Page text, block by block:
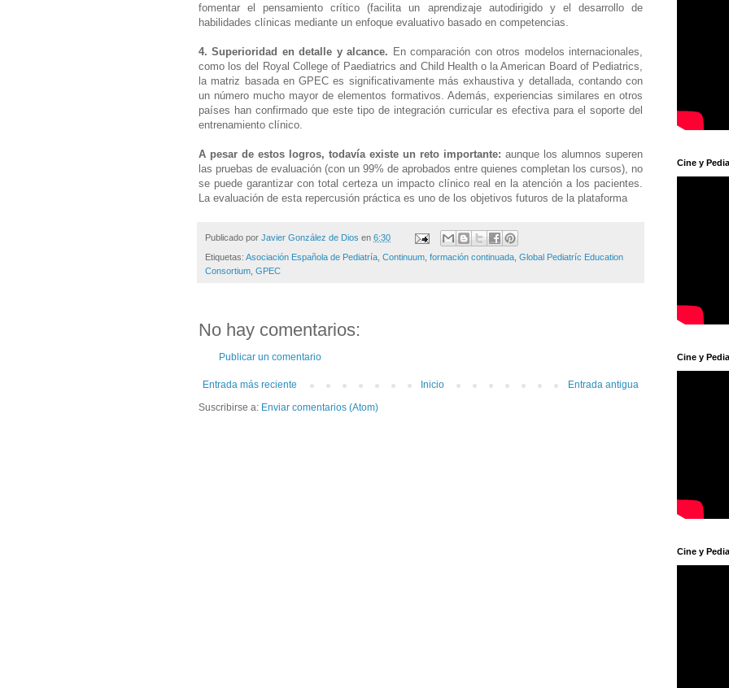
fomentar el pensamiento crítico (facilita un aprendizaje autodirigido y el desarrollo de
habilidades clínicas mediante un enfoque evaluativo basado en competencias.
4. Superioridad en detalle y alcance. En comparación con otros modelos internacionales,
como los del Royal College of Paediatrics and Child Health o la American Board of Pediatrics,
la matriz basada en GPEC es significativamente más exhaustiva y detallada, contando con
un número mucho mayor de elementos formativos. Además, experiencias similares en otros
países han confirmado que este tipo de integración curricular es efectiva para el soporte del
entrenamiento clínico.
A pesar de estos logros, todavía existe un reto importante: aunque los alumnos superen
las pruebas de evaluación (con un 99% de aprobados entre quienes completan los cursos), no
se puede garantizar con total certeza un impacto clínico real en la atención a los pacientes.
La evaluación de esta repercusión práctica es uno de los objetivos futuros de la plataforma
Publicado por Javier González de Dios en 6:30
Etiquetas: Asociación Española de Pediatría Continuum formación continuada Global Pediatríc Education
Consortium GPEC
No hay comentarios:
Publicar un comentario
Entrada más reciente Entrada antigua
Inicio
Suscribirse a: Enviar comentarios (Atom)
Cine y
Cine y
Cine y